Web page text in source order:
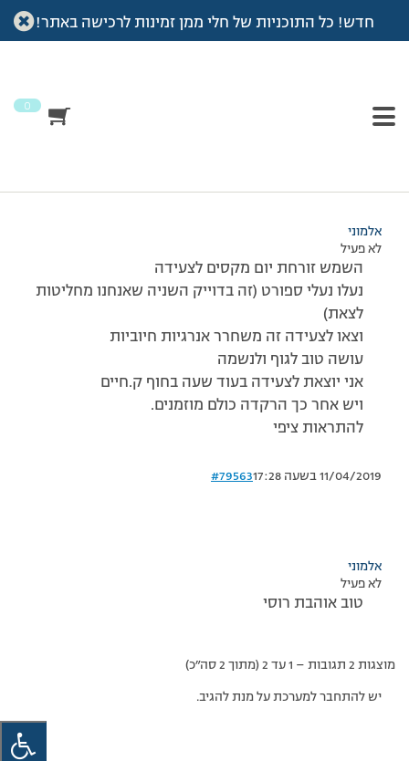
חדש! כל התוכניות של חלי ממן זמינות לרכישה באתר!
0
עמוד הבית >דיונים>פורום >שבת שלום ומקסימה לכולםםםםםםםם!
מוצגות 2 תגובות – 1 עד 2 (מתוך 2 סה״כ)
אלמוני
לא פעיל
השמש זורחת יום מקסים לצעידה
נעלו נעלי ספורט (זה בדוייק השניה שאנחנו מחליטות
לצאת)
וצאו לצעידה זה משחרר אנרגיות חיוביות
עושה טוב לגוף ולנשמה
אני יוצאת לצעידה בעוד שעה בחוף ק.חיים
ויש אחר כך הרקדה כולם מוזמנים.
להתראות ציפי
11/04/2019 בשעה 17:28 #79563
אלמוני
לא פעיל
טוב אוהבת רוסי
מוצגות 2 תגובות – 1 עד 2 (מתוך 2 סה״כ)
יש להתחבר למערכת על מנת להגיב.